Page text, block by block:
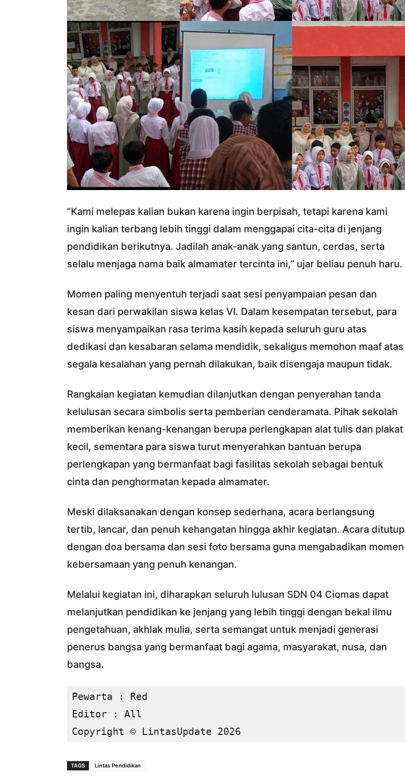
“Kami melepas kalian bukan karena ingin berpisah, tetapi karena kami
ingin kalian terbang lebih tinggi dalam menggapai cita-cita di jenjang
pendidikan berikutnya. Jadilah anak-anak yang santun, cerdas, serta
selalu menjaga nama baik almamater tercinta ini,” ujar beliau penuh haru.
Momen paling menyentuh terjadi saat sesi penyampaian pesan dan
kesan dari perwakilan siswa kelas VI. Dalam kesempatan tersebut, para
siswa menyampaikan rasa terima kasih kepada seluruh guru atas
dedikasi dan kesabaran selama mendidik, sekaligus memohon maaf atas
segala kesalahan yang pernah dilakukan, baik disengaja maupun tidak.
Rangkaian kegiatan kemudian dilanjutkan dengan penyerahan tanda
kelulusan secara simbolis serta pemberian cenderamata. Pihak sekolah
memberikan kenang-kenangan berupa perlengkapan alat tulis dan plakat
kecil, sementara para siswa turut menyerahkan bantuan berupa
perlengkapan yang bermanfaat bagi fasilitas sekolah sebagai bentuk
cinta dan penghormatan kepada almamater.
Meski dilaksanakan dengan konsep sederhana, acara berlangsung
tertib, lancar, dan penuh kehangatan hingga akhir kegiatan. Acara ditutup
dengan doa bersama dan sesi foto bersama guna mengabadikan momen
kebersamaan yang penuh kenangan.
Melalui kegiatan ini, diharapkan seluruh lulusan SDN 04 Ciomas dapat
melanjutkan pendidikan ke jenjang yang lebih tinggi dengan bekal ilmu
pengetahuan, akhlak mulia, serta semangat untuk menjadi generasi
penerus bangsa yang bermanfaat bagi agama, masyarakat, nusa, dan
bangsa.
Pewarta : Red
Editor : All
Copyright © LintasUpdate 2026
TAGS Lintas Pendidikan